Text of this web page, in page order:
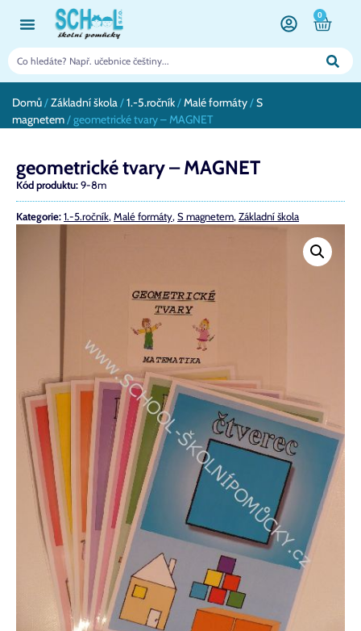
0
Domů/Základní škola/1.-5.ročník/Malé formáty/S
magnetem/ geometrické tvary – MAGNET
geometrické tvary – MAGNET
Kód produktu:9-8m
Kategorie:1.-5.ročník, Malé formáty, S magnetem, Základní škola